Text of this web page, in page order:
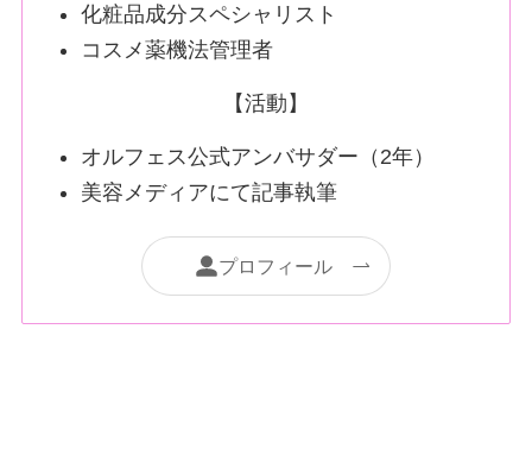
化粧品成分スペシャリスト
コスメ薬機法管理者
【活動】
オルフェス公式アンバサダー（2年）
美容メディアにて記事執筆
プロフィール